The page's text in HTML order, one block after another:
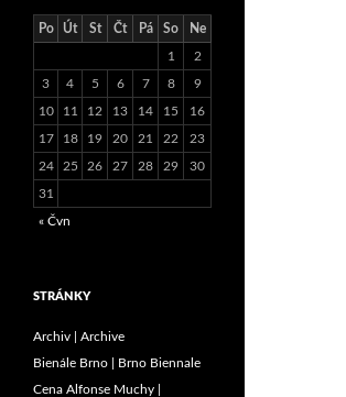
Po Út St Čt Pá So Ne
1 2
3 4 5 6 7 8 9
10 11 12 13 14 15 16
17 18 19 20 21 22 23
24 25 26 27 28 29 30
31
« Čvn
STRÁNKY
Archiv | Archive
Bienále Brno | Brno Biennale
Cena Alfonse Muchy |